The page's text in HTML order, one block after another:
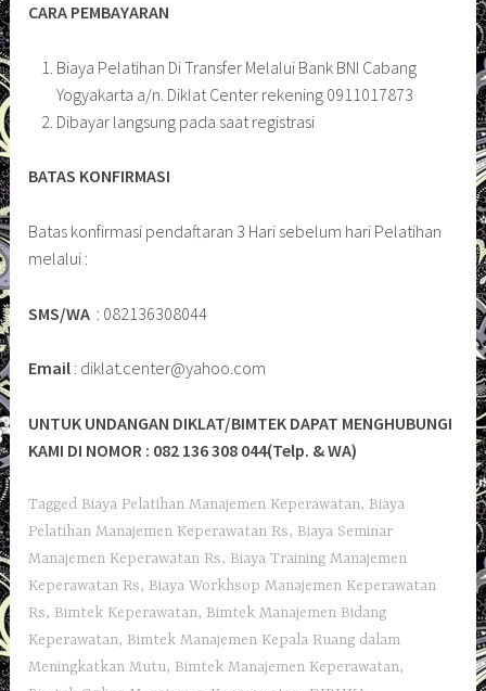
CARA PEMBAYARAN
Biaya Pelatihan Di Transfer Melalui Bank BNI Cabang
Yogyakarta a/n. Diklat Center rekening 0911017873
Dibayar langsung pada saat registrasi
BATAS KONFIRMASI
Batas konfirmasi pendaftaran 3 Hari sebelum hari Pelatihan
melalui :
SMS/WA : 082136308044
Email : diklat.center@yahoo.com
UNTUK UNDANGAN DIKLAT/BIMTEK DAPAT MENGHUBUNGI
KAMI DI NOMOR : 082 136 308 044(Telp. & WA)
Tagged Biaya Pelatihan Manajemen Keperawatan, Biaya
Pelatihan Manajemen Keperawatan Rs, Biaya Seminar
Manajemen Keperawatan Rs, Biaya Training Manajemen
Keperawatan Rs, Biaya Workhsop Manajemen Keperawatan
Rs, Bimtek Keperawatan, Bimtek Manajemen Bidang
Keperawatan, Bimtek Manajemen Kepala Ruang dalam
Meningkatkan Mutu, Bimtek Manajemen Keperawatan,